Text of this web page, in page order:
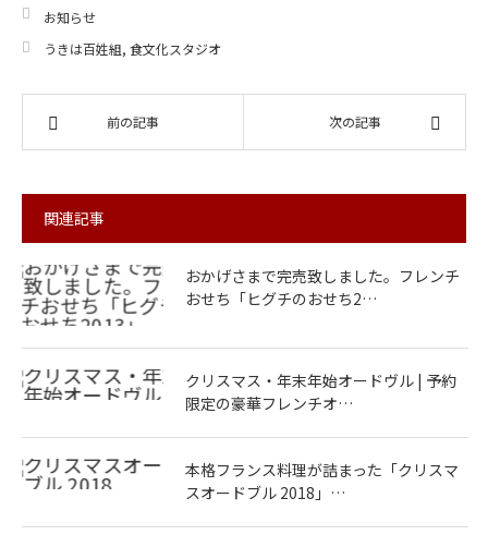
お知らせ
うきは百姓組, 食文化スタジオ
前の記事 次の記事
関連記事
おかげさまで完売致しました。フレンチ
おせち「ヒグチのおせち2…
クリスマス・年末年始オードヴル | 予約
限定の豪華フレンチオ…
本格フランス料理が詰まった「クリスマ
スオードブル 2018」…